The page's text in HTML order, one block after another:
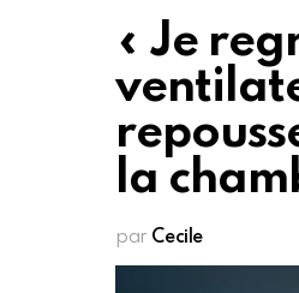
« Je
la
par Cecile